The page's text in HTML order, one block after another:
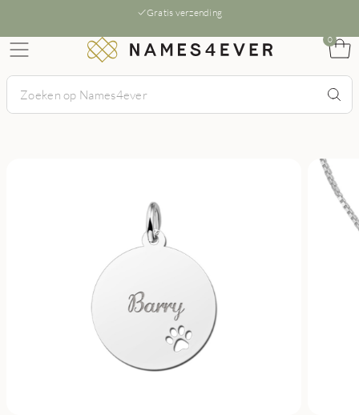
Gratis verzending
0